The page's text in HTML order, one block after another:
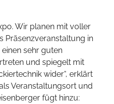
Wir planen mit voller
Präsenzveranstaltung in
sehr guten
und spiegelt mit
wider“, erklärt
Veranstaltungsort und
fügt hinzu: